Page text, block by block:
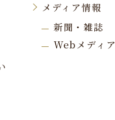
メディア情報
新聞・雑誌
Webメディア